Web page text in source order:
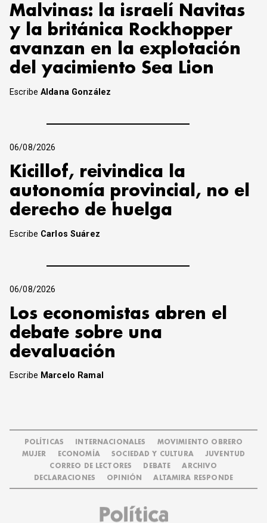
Malvinas: la israelí Navitas
y la británica Rockhopper
avanzan en la explotación
del yacimiento Sea Lion
EscribeAldana González
06/08/2026
Kicillof, reivindica la
autonomía provincial, no el
derecho de huelga
Escribe Carlos Suárez
06/08/2026
Los economistas abren el
debate sobre una
devaluación
Escribe Marcelo Ramal
POLÍTICAS INTERNACIONALES
MOVIMIENTO OBRERO
MUJER
ECONOMÍA SOCIEDAD Y CULTURA
JUVENTUD
CORREO DE LECTORES
DEBATE
ARCHIVO
DECLARACIONES
OPINIÓN ALTAMIRA RESPONDE